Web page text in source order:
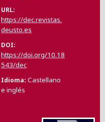
URL
https://dec.revistas.
deusto.es
DOI
https://doi.org/10.18
543/dec
Idioma Castellano
e inglés